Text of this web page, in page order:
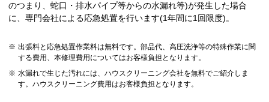
のつまり、蛇口・排水パイプ等からの水漏れ等)が発生した場合
に、専門会社による応急処置を行います(1年間に1回限度)。
※ 出張料と応急処置作業料は無料です。部品代、高圧洗浄等の特殊作業に関
する費用、本修理費用についてはお客様負担となります。
※ 水漏れで生じた汚れには、ハウスクリーニング会社を無料でご紹介しま
す。ハウスクリーニング費用はお客様負担となります。